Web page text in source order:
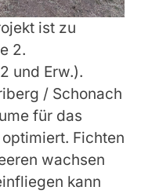
ist zu
2.
und Erw.).
/ Schonach
für das
Fichten
wachsen
kann